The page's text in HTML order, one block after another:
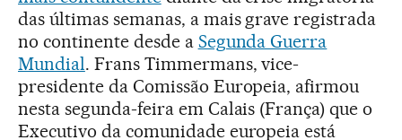
das últimas semanas, a mais grave registrada
no continente desde a Segunda Guerra
Mundial. Frans Timmermans, vice-
presidente da Comissão Europeia, afirmou
nesta segunda-feira em Calais (França) que o
Executivo da comunidade europeia está